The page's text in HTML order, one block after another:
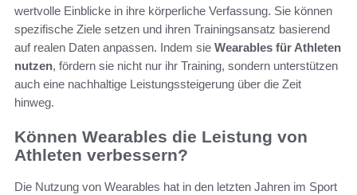
wertvolle Einblicke in ihre körperliche Verfassung. Sie können
spezifische Ziele setzen und ihren Trainingsansatz basierend
auf realen Daten anpassen. Indem sie Wearables für Athleten
nutzen, fördern sie nicht nur ihr Training, sondern unterstützen
auch eine nachhaltige Leistungssteigerung über die Zeit
hinweg.
Können Wearables die Leistung von
Athleten verbessern?
Die Nutzung von Wearables hat in den letzten Jahren im Sport